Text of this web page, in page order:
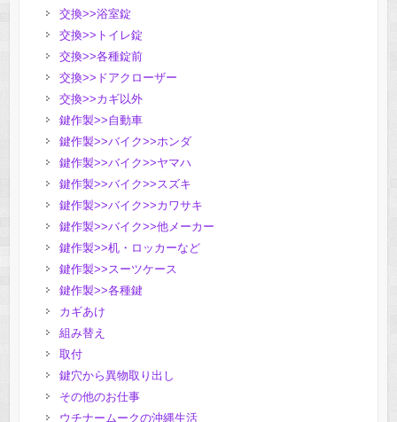
交換>>浴室錠
交換>>トイレ錠
交換>>各種錠前
交換>>ドアクローザー
交換>>カギ以外
鍵作製>>自動車
鍵作製>>バイク>>ホンダ
鍵作製>>バイク>>ヤマハ
鍵作製>>バイク>>スズキ
鍵作製>>バイク>>カワサキ
鍵作製>>バイク>>他メーカー
鍵作製>>机・ロッカーなど
鍵作製>>スーツケース
鍵作製>>各種鍵
カギあけ
組み替え
取付
鍵穴から異物取り出し
その他のお仕事
ウチナームークの沖縄生活